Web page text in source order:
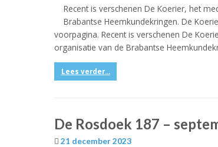
Recent is verschenen De Koerier, het
Brabantse Heemkundekringen. De
voorpagina. Recent is verschenen De
organisatie van de Brabantse
Lees verder...
De Rosdoek 187 –
21 december 2023